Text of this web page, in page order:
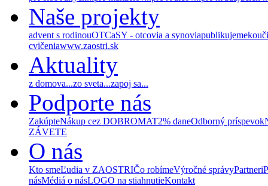
Naše projekty
advent s rodinouOTCaSY - otcovia a synoviapublikujeme
cvičeniawww.zaostri.sk
Aktuality
z domova...zo sveta...zapoj sa...
Podporte nás
ZakúpteNákup cez DOBROMAT2% daneOdborný príspevok
ZÁVETE
O nás
Kto smeĽudia v ZAOSTRIČo robímeVýročné správyPartneri
násMédiá o násLOGO na stiahnutieKontakt